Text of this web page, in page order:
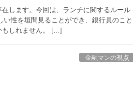
します。今回は、ランチに関するルール
性を垣間見ることができ、銀行員のこと
もしれません。 […]
金融マンの視点